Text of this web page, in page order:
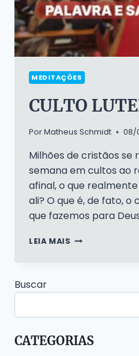
MEDITAÇÕES
CULTO
PorMatheus Schmidt 08/
Milhões de cristãos se
semana em cultos ao
afinal, o que
ali? O que é, de fato, o
que fazemos para
LEIA MAIS CULTO
Buscar
CATEGORIAS